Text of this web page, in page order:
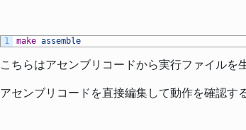
1 make assemble
こちらはアセンブリコードから実行ファイルを
アセンブリコードを直接編集して動作を確認す